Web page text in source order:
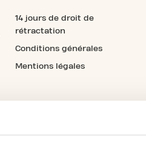
14 jours de droit de
rétractation
Conditions générales
Mentions légales